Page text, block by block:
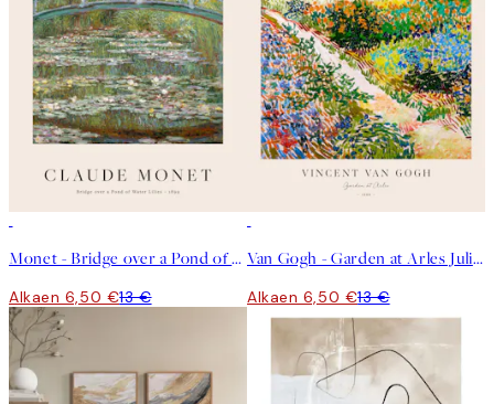
Monet - Bridge over a Pond of Water Lilies Juliste
Alkaen 6,50 €13 €
Van Gogh - Garden at Arles Juliste
Alkaen 6,50 €13 €